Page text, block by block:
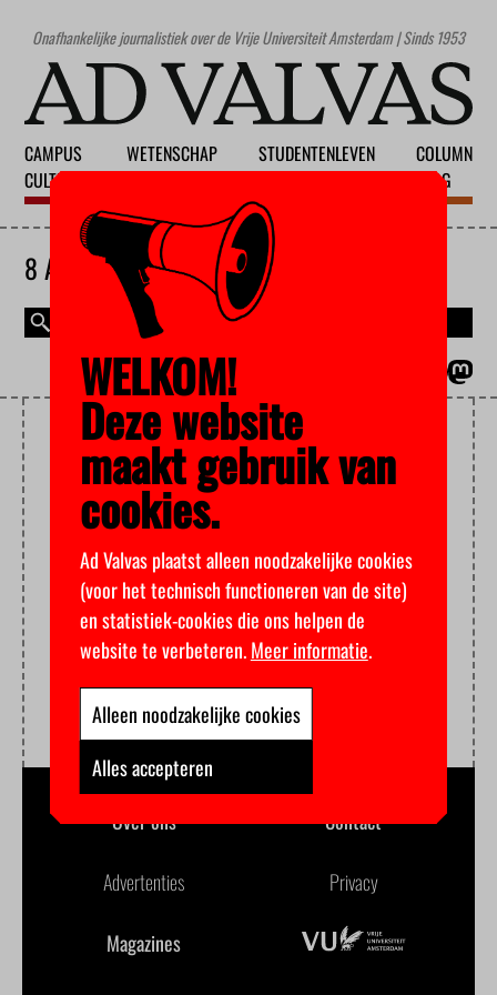
Onafhankelijke journalistiek over de Vrije Universiteit Amsterdam | Sinds 1953
CAMPUS
CULTUUR
WETENSCHAP
STUDENTENLEVEN
COLUMN
BLOG
8 AUGUSTUS 2026
MARTIN LUTHER KING JR.
Over ons Contact
Advertenties Privacy
Magazines
WELKOM!
Deze website
maakt gebruik van
cookies.
Ad Valvas plaatst alleen noodzakelijke cookies
(voor het technisch functioneren van de site)
en statistiek-cookies die ons helpen de
website te verbeteren.Meer informatie.
Alleen noodzakelijke cookies
Alles accepteren